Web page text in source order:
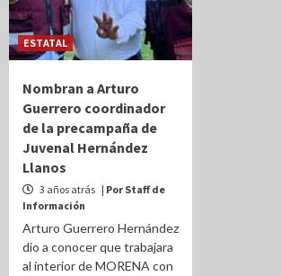
ESTATAL
Nombran a Arturo
Guerrero coordinador
de la precampaña de
Juvenal Hernández
Llanos
3 años atrás | Por Staff de
Información
Arturo Guerrero Hernández
dio a conocer que trabajara
al interior de MORENA con